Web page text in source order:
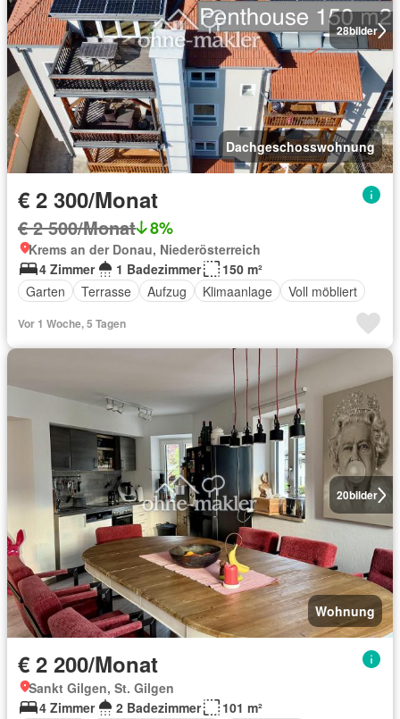
28bilder
Dachgeschosswohnung
€ 2 300/Monat
€ 2 500/Monat 8%
Krems an der Donau, Niederösterreich
4 Zimmer
1 Badezimmer
150 m²
Garten
Terrasse Aufzug Klimaanlage Voll möbliert
Vor 1 Woche, 5 Tagen
20bilder
Wohnung
€ 2 200/Monat
Sankt Gilgen, St. Gilgen
4 Zimmer
2 Badezimmer
101 m²